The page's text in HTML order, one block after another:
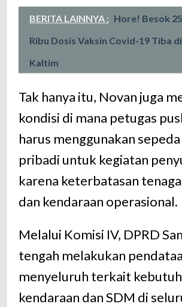
BERITA LAINNYA : Hore! Besok 25
Ribu Dosis Vaksin Covid-19 Tiba di
Kaltim
Tak hanya itu, Novan juga
kondisi di mana petugas
harus menggunakan
pribadi untuk kegiatan
karena keterbatasan
dan kendaraan operasional.
Melalui Komisi IV, DPRD
tengah melakukan
menyeluruh terkait
kendaraan dan SDM di